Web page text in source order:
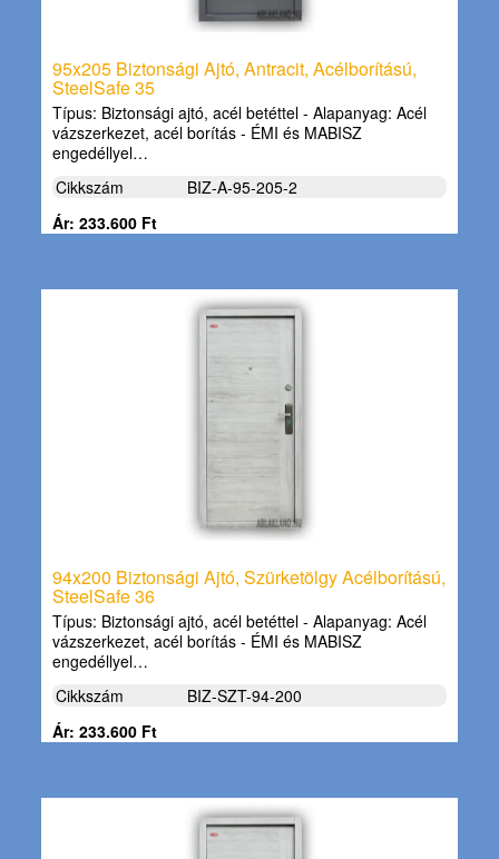
95x205 Biztonsági Ajtó, Antracit, Acélborítású,
SteelSafe 35
Típus: Biztonsági ajtó, acél betéttel - Alapanyag: Acél
vázszerkezet, acél borítás - ÉMI és MABISZ
engedéllyel…
Cikkszám
BIZ-A-95-205-2
Ár: 233.600 Ft
94x200 Biztonsági Ajtó, Szürketölgy Acélborítású,
SteelSafe 36
Típus: Biztonsági ajtó, acél betéttel - Alapanyag: Acél
vázszerkezet, acél borítás - ÉMI és MABISZ
engedéllyel…
Cikkszám
BIZ-SZT-94-200
Ár: 233.600 Ft